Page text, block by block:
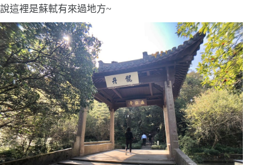
說這裡是蘇軾有來過地方~